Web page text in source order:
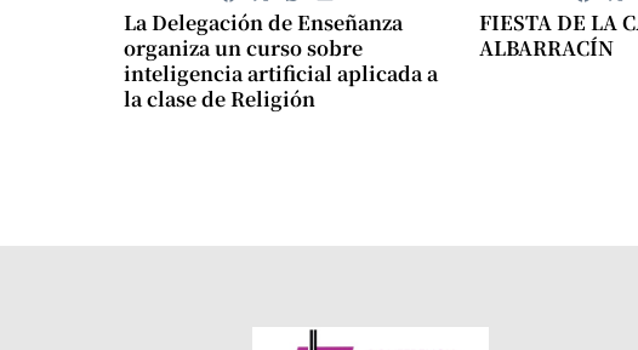
La Delegación de Enseñanza
organiza un curso sobre
inteligencia artificial aplicada a
la clase de Religión
FIESTA DE LA
ALBARRACÍN